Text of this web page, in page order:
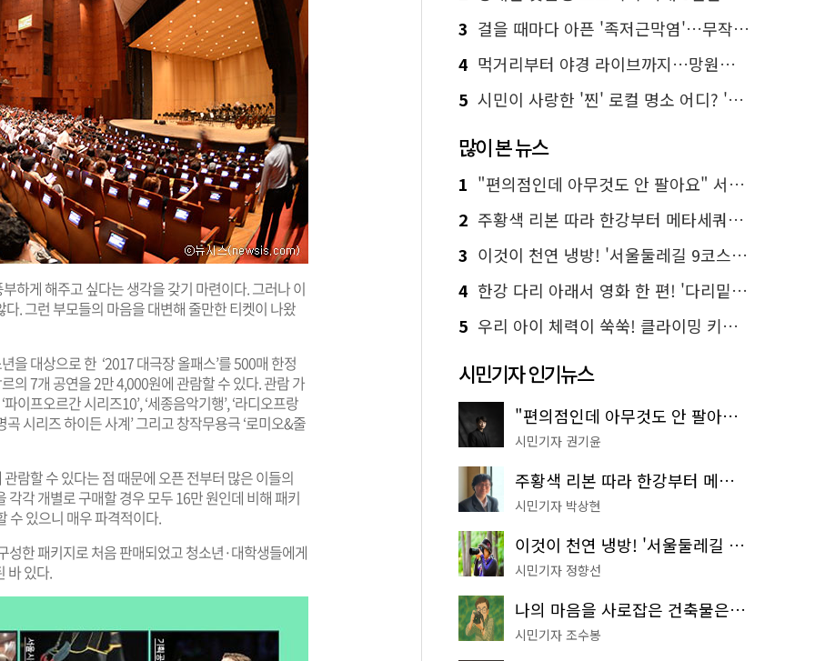
하게 해주고 싶다는 생각을 갖기 마련이다. 그러나 이
. 그런 부모들의 마음을 대변해 줄만한 티켓이 나왔
을 대상으로 한 ‘2017 대극장 올패스’를 500매 한정
의 7개 공연을 2만 4,000원에 관람할 수 있다. 관람 가
이프오르간 시리즈10’, ‘세종음악기행’, ‘라디오프랑
곡 시리즈 하이든 사계’ 그리고 창작무용극 ‘로미오&줄
람할 수 있다는 점 때문에 오픈 전부터 많은 이들의
각 개별로 구매할 경우 모두 16만 원인데 비해 패키
수 있으니 매우 파격적이다.
한 패키지로 처음 판매되었고 청소년·대학생들에게
바 있다.
3 걸을 때마다 아픈 '족저근막염'…무작정 참지 말고 '이것' 해보세요!
4 먹거리부터 야경 라이브까지…망원한강공원 알짜 코스
5 시민이 사랑한 '찐' 로컬 명소 어디? '서울에디션25' 추천 코스
많이 본 뉴스
1 "편의점인데 아무것도 안 팔아요" 서울에서 가장 특별한 편의점의 정체
2 주황색 리본 따라 한강부터 메타세쿼이아 숲길까지…서울둘레길 15코스
3 이것이 천연 냉방! '서울둘레길 9코스'로 숲속 피서 떠나볼까
4 한강 다리 아래서 영화 한 편! '다리밑 영화관' 무료 상영
5 우리 아이 체력이 쑥쑥! 클라이밍 키즈카페·어린이 체력장
시민기자 인기뉴스
"편의점인데 아무것도 안 팔아요" 서울에서 가장 특별한 편의점의 정체
시민기자 권기윤
주황색 리본 따라 한강부터 메타세쿼이아 숲길까지…서울둘레길 15코스
시민기자 박상현
이것이 천연 냉방! '서울둘레길 9코스'로 숲속 피서 떠나볼까
시민기자 정향선
나의 마음을 사로잡은 건축물은? '서울시 건축상' 수상작 공개!
시민기자 조수봉